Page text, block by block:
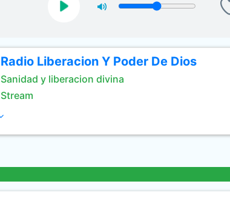
Radio Liberacion Y Poder De Dios
Sanidad y liberacion divina
Stream